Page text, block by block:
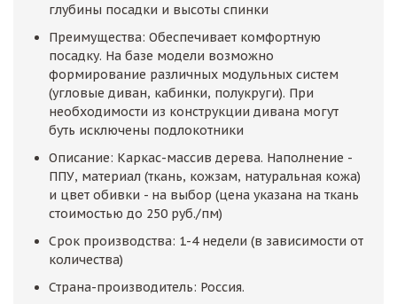
глубины посадки и высоты спинки
Преимущества: Обеспечивает комфортную
посадку. На базе модели возможно
формирование различных модульных систем
(угловые диван, кабинки, полукруги). При
необходимости из конструкции дивана могут
буть исключены подлокотники
Описание: Каркас-массив дерева. Наполнение -
ППУ, материал (ткань, кожзам, натуральная кожа)
и цвет обивки - на выбор (цена указана на ткань
стоимостью до 250 руб./пм)
Срок производства: 1-4 недели (в зависимости от
количества)
Страна-производитель: Россия.